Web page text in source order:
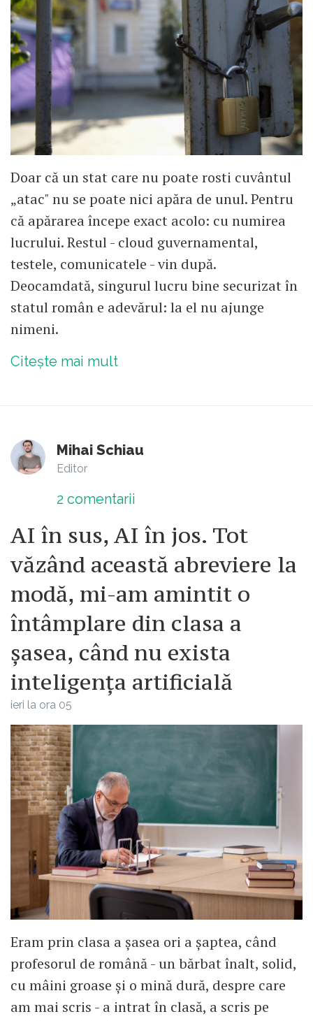
Doar că un stat care nu poate rosti cuvântul
„atac" nu se poate nici apăra de unul. Pentru
că apărarea începe exact acolo: cu numirea
lucrului. Restul - cloud guvernamental,
testele, comunicatele - vin după.
Deocamdată, singurul lucru bine securizat în
statul român e adevărul: la el nu ajunge
nimeni.
Citește mai mult
Mihai Schiau
Editor
2 comentarii
AI în sus, AI în jos. Tot
văzând această abreviere la
modă, mi-am amintit o
întâmplare din clasa a
șasea, când nu exista
inteligența artificială
ieri la ora 05
Eram prin clasa a șasea ori a șaptea, când
profesorul de română - un bărbat înalt, solid,
cu mâini groase și o mină dură, despre care
am mai scris - a intrat în clasă, a scris pe